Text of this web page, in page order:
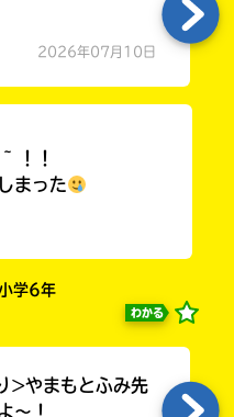
2026年07月10日
！！
まった
学6年
わかる
>やまもとふみ先
～！